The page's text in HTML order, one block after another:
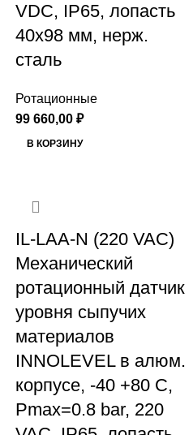
VDC, IP65, лопасть
40х98 мм, нерж.
сталь
Ротационные
99 660,00 ₽
В КОРЗИНУ
IL-LAA-N (220 VAC)
Механический
ротационный датчик
уровня сыпучих
материалов
INNOLEVEL в алюм.
корпусе, -40 +80 С,
Рmax=0.8 bar, 220